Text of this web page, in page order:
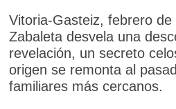
Vitoria-Gasteiz, febrero
Zabaleta desvela una
revelación, un secreto
origen se remonta al
familiares más cercanos.